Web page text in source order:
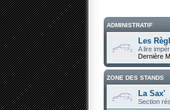
ADMINISTRATIF
Les
A lire
Dernière
ZONE DES STANDS
La Sax'
Section